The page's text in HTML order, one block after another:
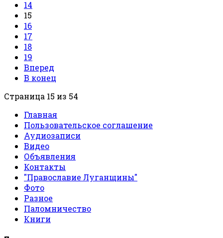
14
15
16
17
18
19
Вперед
В конец
Страница 15 из 54
Главная
Пользовательское соглашение
Аудиозаписи
Видео
Объявления
Контакты
"Православие Луганщины"
Фото
Разное
Паломничество
Книги